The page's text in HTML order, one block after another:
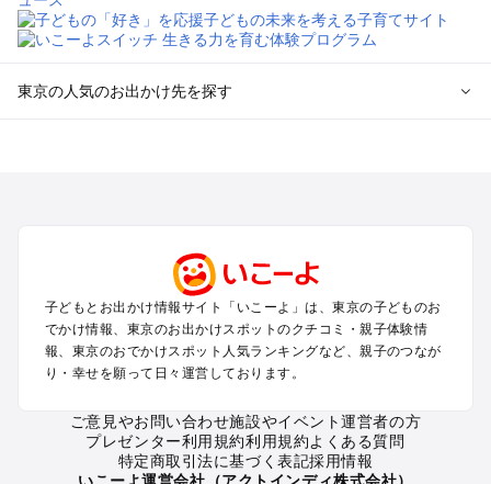
東京の人気のお出かけ先を探す
町田・相模原・愛川・上野原のプールお出かけ
渋谷・原宿・恵比寿・中目黒・自由が丘のプールお出かけ
池袋・赤羽・王子・巣鴨・目白・石神井のプールお出かけ
新宿・高田馬場・代々木・千駄ヶ谷のプールお出かけ
銀座・丸の内・日本橋・有楽町・築地・月島のプールお出かけ
小金井・小平・西東京・東村山・東久留米のプールお出かけ
府中・調布・狛江のプールお出かけ
青梅・奥多摩のプールお出かけ
子どもとお出かけ情報サイト「いこーよ」は、東京の子どものお
でかけ情報、東京のお出かけスポットのクチコミ・親子体験情
報、東京のおでかけスポット人気ランキングなど、親子のつなが
り・幸せを願って日々運営しております。
ご意見やお問い合わせ施設やイベント運営者の方
プレゼンター利用規約利用規約よくある質問
特定商取引法に基づく表記採用情報
いこーよ運営会社（アクトインディ株式会社）